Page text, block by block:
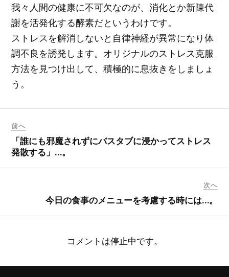
我々人間の健康に不可欠なのが、消化とか新陳代
謝を活発化する酵素だというわけです。
ストレスを解消しないと自律神経が異常になり体
調不良を誘発します。オリジナルのストレス克服
方法を見つけ出して、積極的に息抜きをしましょ
う。
前へ
「誰にも邪魔されずにバスタブに浸かってストレス
発散する」…。
次へ
今日の食事のメニューを考慮する時には…。
コメントは停止中です。